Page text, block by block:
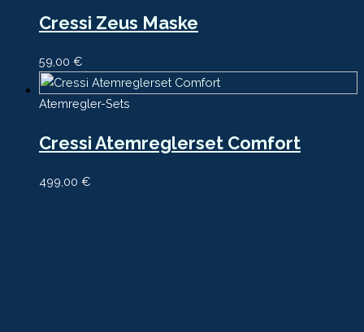
Cressi Zeus Maske
59,00 €
Atemregler-Sets
Cressi Atemreglerset Comfort
499,00 €